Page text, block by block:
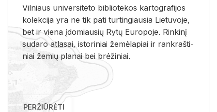
Vil­niaus uni­ver­si­te­to bi­b­lio­te­kos kar­to­gra­fi­jos
ko­lek­ci­ja yra ne tik pati tur­tin­giau­sia Lie­tu­vo­je,
bet ir vie­na įdo­miau­sių Rytų Eu­ro­po­je. Rin­ki­nį
su­da­ro at­la­sai, is­to­ri­niai že­mė­la­piai ir rank­raš­ti­
niai že­mių pla­nai bei brė­ži­niai.
PERŽIŪRĖTI